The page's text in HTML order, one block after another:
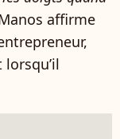
affirme